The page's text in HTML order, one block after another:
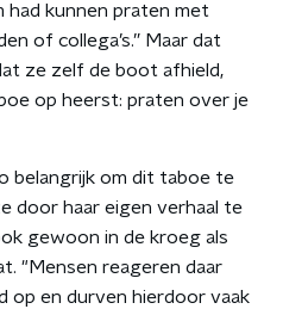
had kunnen praten met
of collega’s.” Maar dat
ze zelf de boot afhield,
op heerst: praten over je
belangrijk om dit taboe te
door haar eigen verhaal te
gewoon in de kroeg als
"Mensen reageren daar
op en durven hierdoor vaak